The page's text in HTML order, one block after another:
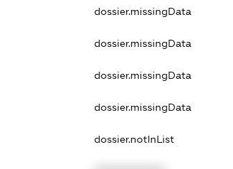
dossier.missingData
dossier.missingData
dossier.missingData
dossier.missingData
dossier.notInList